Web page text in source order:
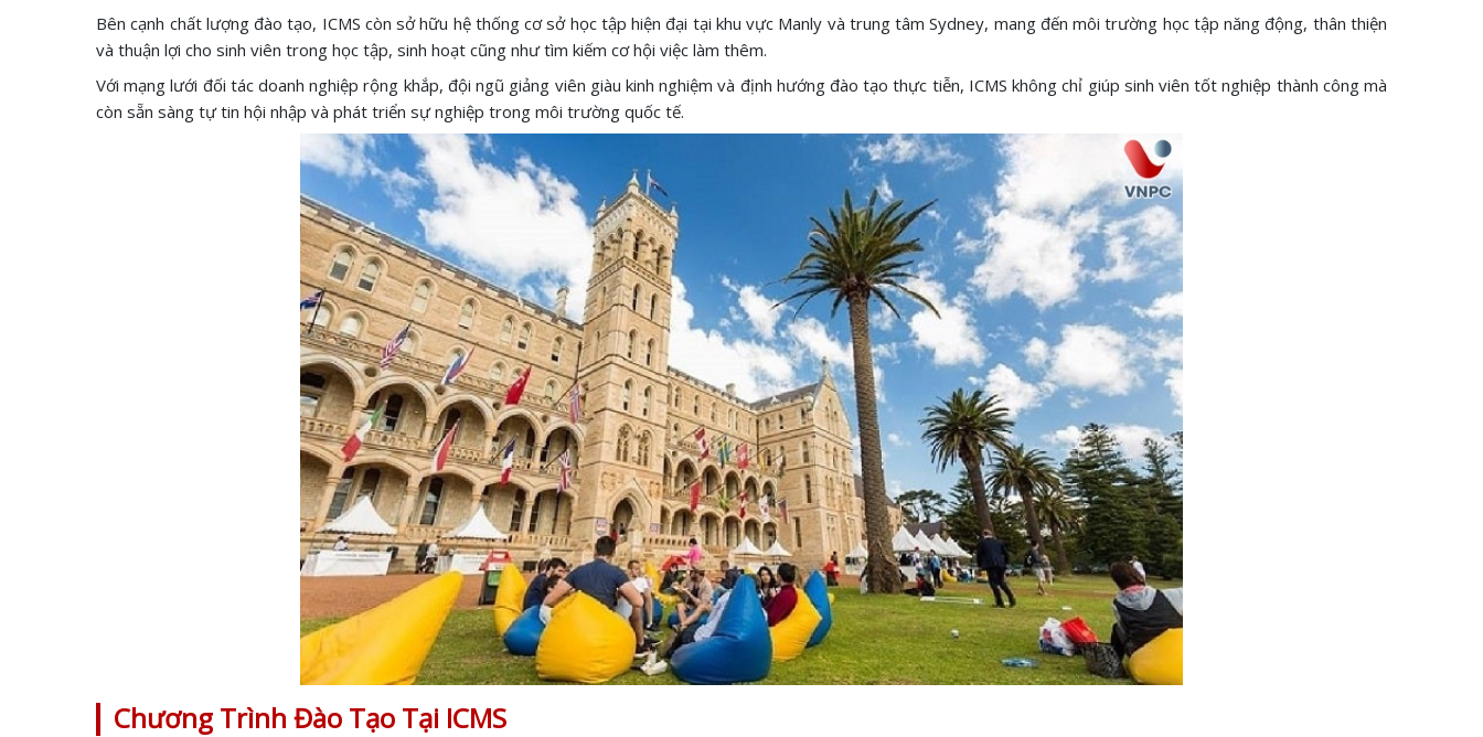
Bên cạnh chất lượng đào tạo, ICMS còn sở hữu hệ thống cơ sở học tập hiện đại tại khu vực Manly và trung tâm Sydney, mang đến môi trường học tập năng động, thân thiện
và thuận lợi cho sinh viên trong học tập, sinh hoạt cũng như tìm kiếm cơ hội việc làm thêm.
Với mạng lưới đối tác doanh nghiệp rộng khắp, đội ngũ giảng viên giàu kinh nghiệm và định hướng đào tạo thực tiễn, ICMS không chỉ giúp sinh viên tốt nghiệp thành công mà
còn sẵn sàng tự tin hội nhập và phát triển sự nghiệp trong môi trường quốc tế.
Chương Trình Đào Tạo Tại ICMS